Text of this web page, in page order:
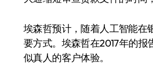
埃森哲预计，随着人工智能在
要方式。埃森哲在2017年的
似真人的客户体验。